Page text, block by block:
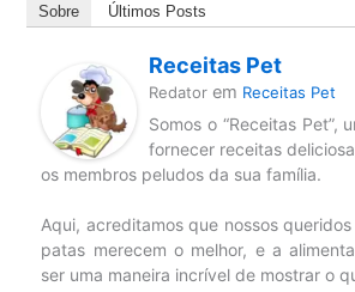
Sobre Últimos Posts
Receitas Pet
Redator em Receitas Pet
Somos o “Receitas Pet”,
fornecer receitas
os membros peludos da sua família.
Aqui, acreditamos que nossos
patas merecem o melhor, e a
ser uma maneira incrível de mostrar o